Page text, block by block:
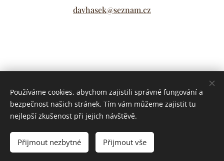
davhasek@seznam.cz
Share
Používáme cookies, abychom zajistili správné fungování a
bezpečnost našich stránek. Tím vám můžeme zajistit tu
nejlepší zkušenost při jejich návštěvě.
Přijmout nezbytné Přijmout vše